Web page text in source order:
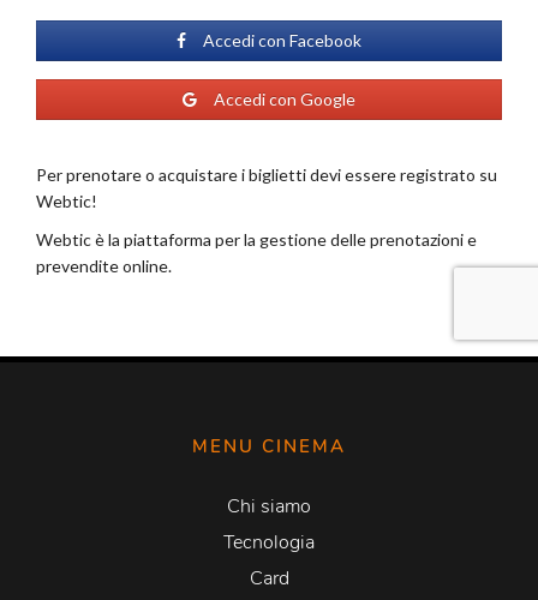
MENU CINEMA
Chi siamo
Tecnologia
Card